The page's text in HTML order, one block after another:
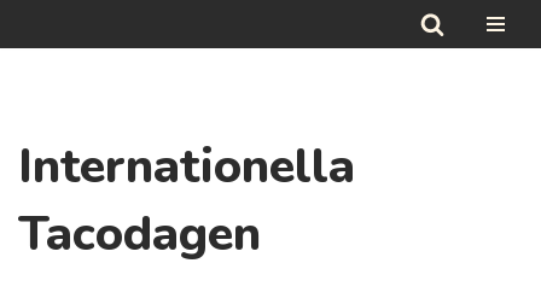
Internationella
Tacodagen